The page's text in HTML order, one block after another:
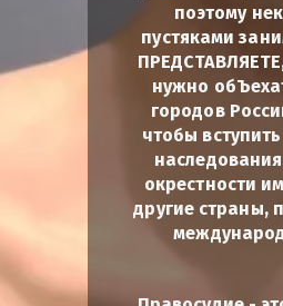
поэтому
пустяками
нужно
городов
чтобы
окрестности
другие страны,